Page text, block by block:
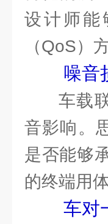
设计师能
（QoS）
噪音
车载
音影响。
是否能够
的终端用体
车对